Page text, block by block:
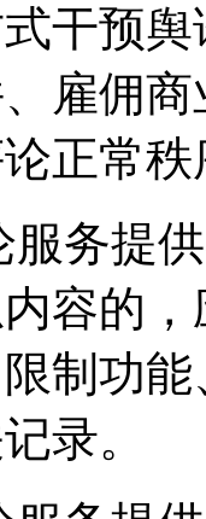
干预
雇佣
正常
服务提
容的
制功
录。